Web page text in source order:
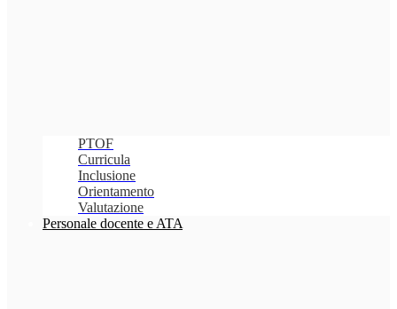
PTOF
Curricula
Inclusione
Orientamento
Valutazione
Personale docente e ATA